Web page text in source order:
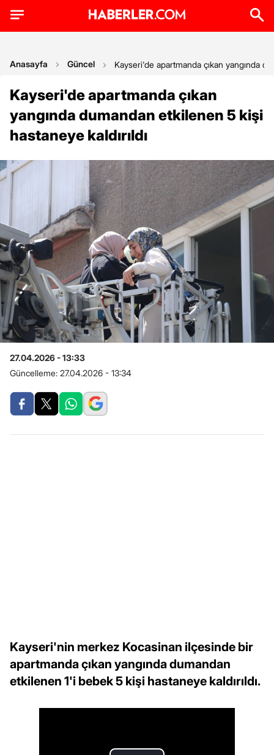
Anasayfa Güncel Kayseri'de apartmanda çıkan yangında
Kayseri'de apartmanda çıkan
yangında dumandan etkilenen 5 kişi
hastaneye kaldırıldı
27.04.2026 - 13:33
Güncelleme: 27.04.2026 - 13:34
Kayseri'nin merkez Kocasinan ilçesinde bir
apartmanda çıkan yangında dumandan
etkilenen 1'i bebek 5 kişi hastaneye kaldırıldı.